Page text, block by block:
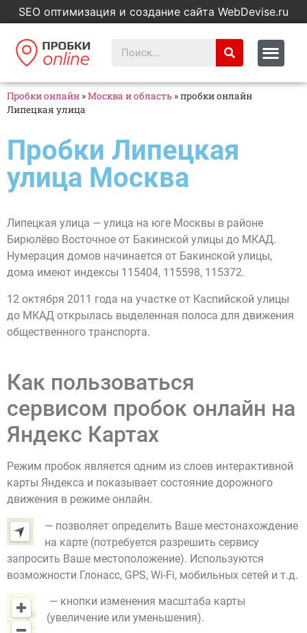
SEO оптимизация и создание сайта WebDevise.ru
Пробки онлайн »Москва и область »пробки онлайн
Липецкая улица
Пробки Липецкая
улица Москва
Липецкая улица — улица на юге Москвы в районе
Бирюлёво Восточное от Бакинской улицы до МКАД.
Нумерация домов начинается от Бакинской улицы,
дома имеют индексы 115404, 115598, 115372.
12 октября 2011 года на участке от Каспийской улицы
до МКАД открылась выделенная полоса для движения
общественного транспорта.
Как пользоваться
сервисом пробок онлайн на
Яндекс Картах
Режим пробок является одним из слоев интерактивной
карты Яндекса и показывает состояние дорожного
движения в режиме онлайн.
— позволяет определить Ваше местонахождение
на карте (потребуется разрешить сервису
запросить Ваше местоположение). Используются
возможности Глонасс, GPS, Wi-Fi, мобильных сетей и т.д.
— кнопки изменения масштаба карты
(увеличение или уменьшения).